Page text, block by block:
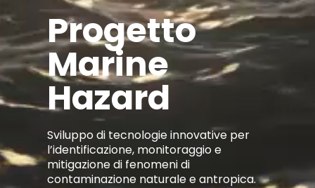
Progetto
Marine
Hazard
Sviluppo di tecnologie innovative per
l’identificazione, monitoraggio e
mitigazione di fenomeni di
contaminazione naturale e antropica.